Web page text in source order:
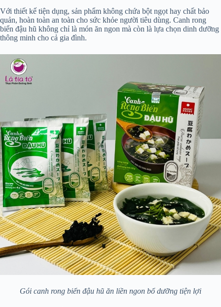
Với thiết kế tiện dụng, sản phẩm không chứa bột ngọt hay chất bảo
quản, hoàn toàn an toàn cho sức khỏe người tiêu dùng. Canh rong
biển đậu hũ không chỉ là món ăn ngon mà còn là lựa chọn dinh dưỡng
thông minh cho cả gia đình.
Gói canh rong biển đậu hũ ăn liền ngon bổ dưỡng tiện lợi